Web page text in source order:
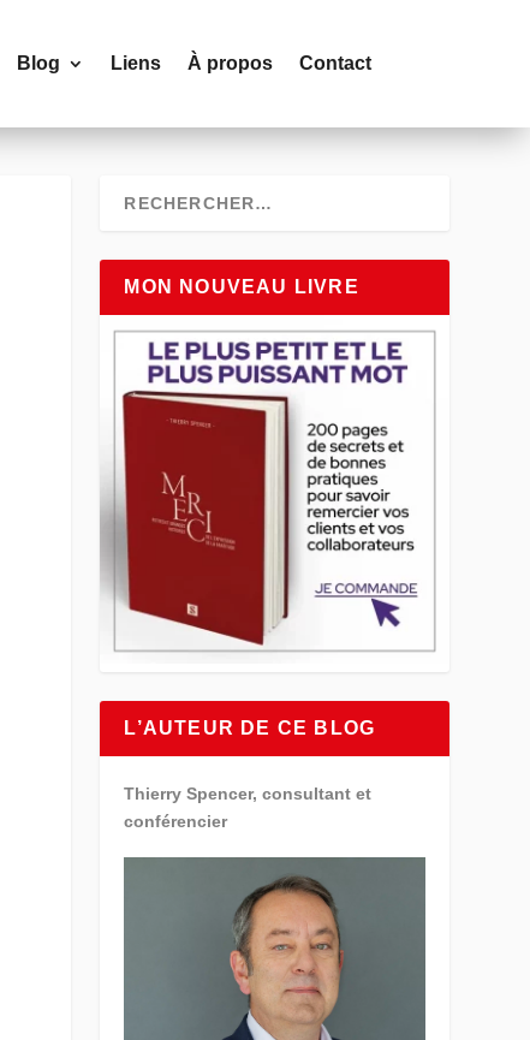
Blog Liens À propos Contact
MON NOUVEAU LIVRE
L’AUTEUR DE CE BLOG
Thierry Spencer, consultant et
conférencier